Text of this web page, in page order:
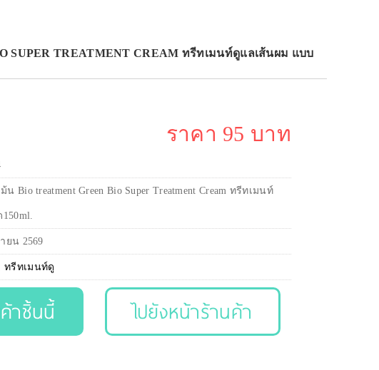
SUPER TREATMENT CREAM ทรีทเมนท์ดูแลเส้นผม แบบ
ราคา 95 บาท
น Bio treatment Green Bio Super Treatment Cream ทรีทเมนท์
ยน 2569
ทรีทเมนท์ดู
าชิ้นนี้ ไปยังหน้าร้านค้า